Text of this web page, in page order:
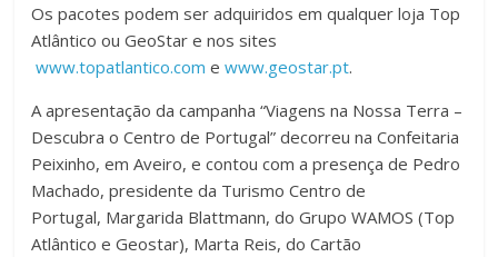
Os pacotes podem ser adquiridos em qualquer loja Top
Atlântico ou GeoStar e nos sites
www.topatlantico.com ewww.geostar.pt.
A apresentação da campanha “Viagens na Nossa Terra –
Descubra o Centro de Portugal” decorreu na Confeitaria
Peixinho, em Aveiro, e contou com a presença de Pedro
Machado, presidente da Turismo Centro de
Portugal, Margarida Blattmann, do Grupo WAMOS (Top
Atlântico e Geostar), Marta Reis, do Cartão